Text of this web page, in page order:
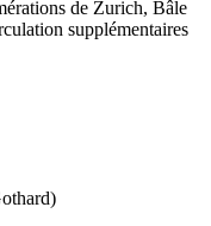
de Zurich, Bâle
supplémentaires